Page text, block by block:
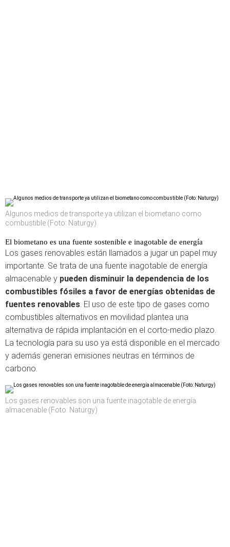
Algunos medios de transporte ya utilizan el biometano como
combustible (Foto: Naturgy)
El biometano es una fuente sostenible e inagotable de energía
Los gases renovables están llamados a jugar un papel muy
importante. Se trata de una fuente inagotable de energía
almacenable y pueden disminuir la dependencia de los
combustibles fósiles a favor de energías obtenidas de
fuentes renovables. El uso de este tipo de gases como
combustibles alternativos en movilidad plantea una
alternativa de rápida implantación en el corto-medio plazo.
La tecnología para su uso ya está disponible en el mercado
y además generan emisiones neutras en términos de
carbono.
Los gases renovables son una fuente inagotable de energía
almacenable (Foto: Naturgy)